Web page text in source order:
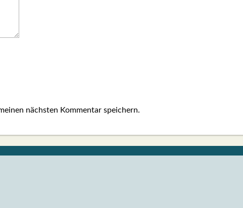
nächsten Kommentar speichern.